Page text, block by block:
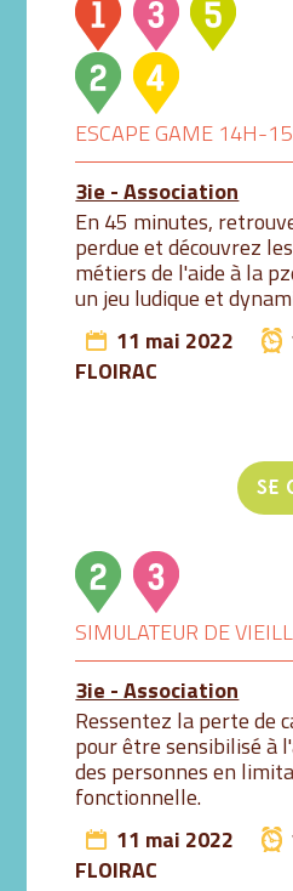
ESCAPE GAME 14H-
3ie - Association
En 45 minutes,
perdue et découvrez
métiers de l'aide à la
un jeu ludique et
11 mai 2022
FLOIRAC
SE
SIMULATEUR DE
3ie - Association
Ressentez la perte de
pour être sensibilisé à
des personnes en
fonctionnelle.
11 mai 2022
FLOIRAC